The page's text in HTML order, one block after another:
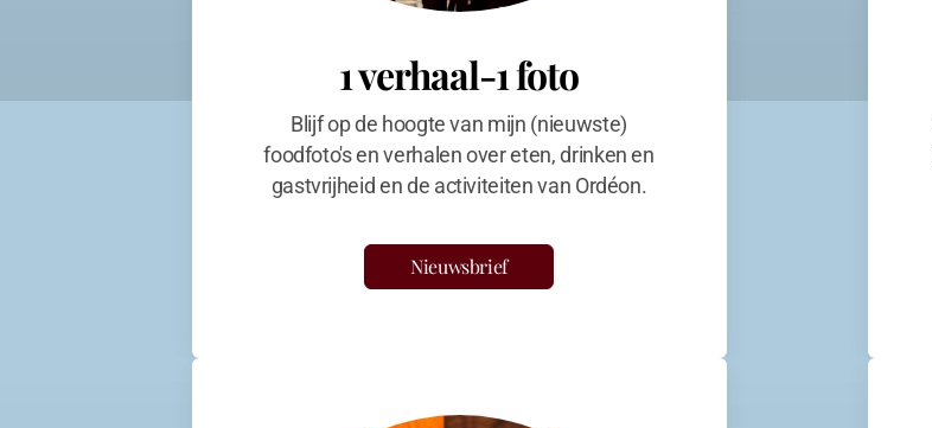
1 verhaal-1 foto
Blijf op de hoogte van mijn (nieuwste)
foodfoto's en verhalen over eten, drinken en
gastvrijheid en de activiteiten van Ordéon.
Nieuwsbrief